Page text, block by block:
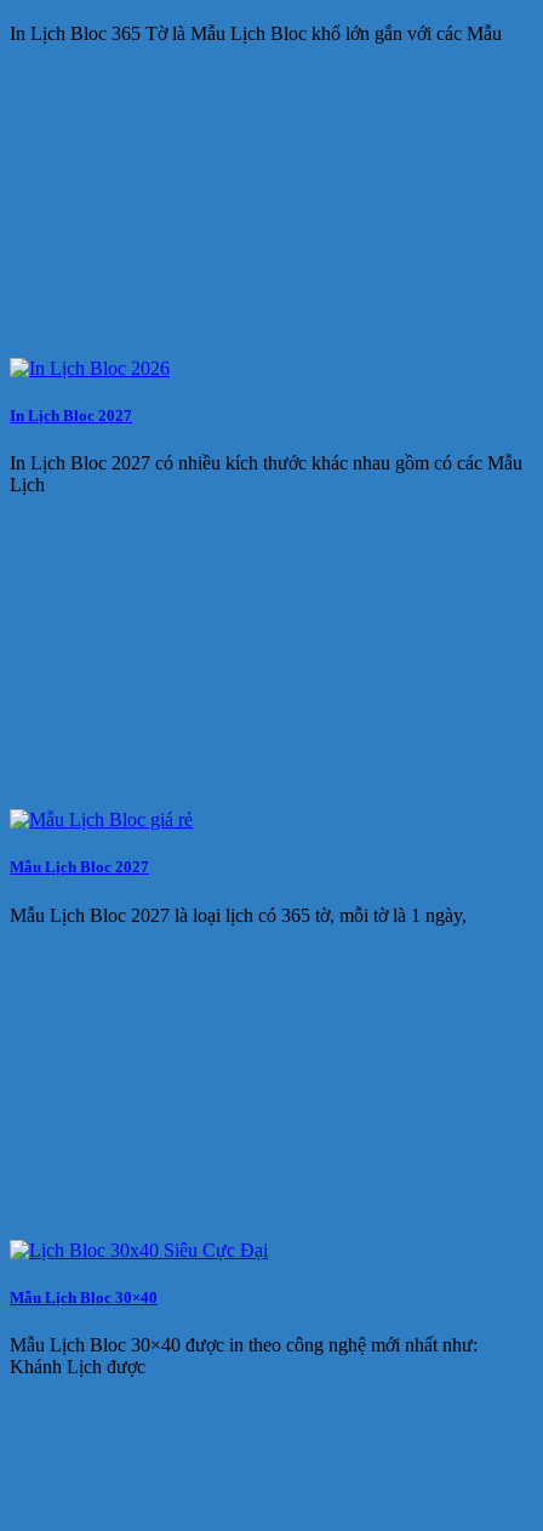
In Lịch Bloc 365 Tờ là Mẫu Lịch Bloc khổ lớn gắn với các Mẫu
In Lịch Bloc 2027
In Lịch Bloc 2027 có nhiều kích thước khác nhau gồm có các Mẫu
Lịch
Mẫu Lịch Bloc 2027
Mẫu Lịch Bloc 2027 là loại lịch có 365 tờ, mỗi tờ là 1 ngày,
Mẫu Lịch Bloc 30×40
Mẫu Lịch Bloc 30×40 được in theo công nghệ mới nhất như:
Khánh Lịch được